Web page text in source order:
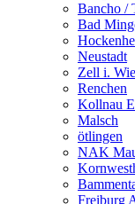
Bancho /
Bad
Neustadt
Zell i.
Renchen
Kollnau
Malsch
ötlingen
NAK
Freiburg